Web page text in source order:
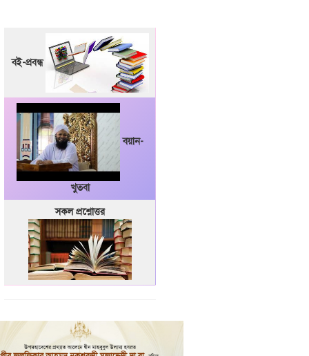
বই-প্রবন্ধ
বয়ান-
খুতবা
সকল প্রশ্নোত্তর